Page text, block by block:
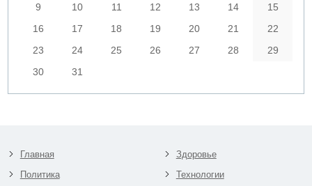
9
10 11 12 13 14
15
16
17 18 19 20 21
22
23
24 25 26 27 28
29
30
31
Главная
Политика
Здоровье
Технологии